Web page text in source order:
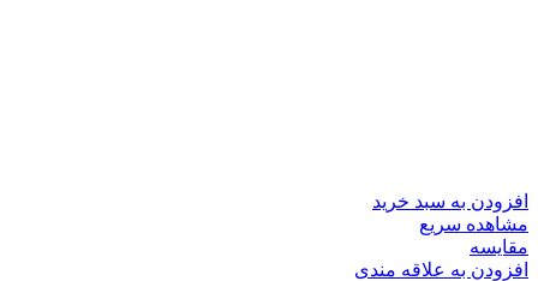
افزودن به سبد خرید
مشاهده سریع
مقایسه
افزودن به علاقه مندی